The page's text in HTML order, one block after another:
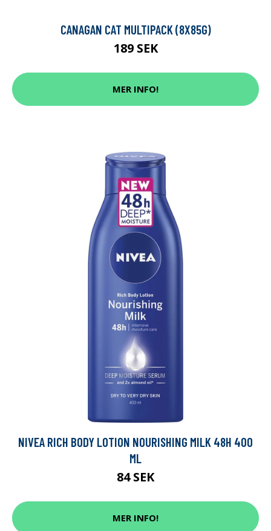
CANAGAN CAT MULTIPACK (8X85G)
189 SEK
MER INFO!
NIVEA RICH BODY LOTION NOURISHING MILK 48H 400
ML
84 SEK
MER INFO!